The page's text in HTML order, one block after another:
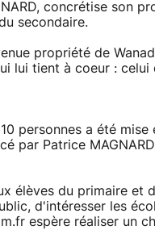
concrétise son
secondaire.
propriété de
lui tient à coeur : celui
personnes a été
par Patrice
élèves du primaire et
d'intéresser les
espère réaliser un